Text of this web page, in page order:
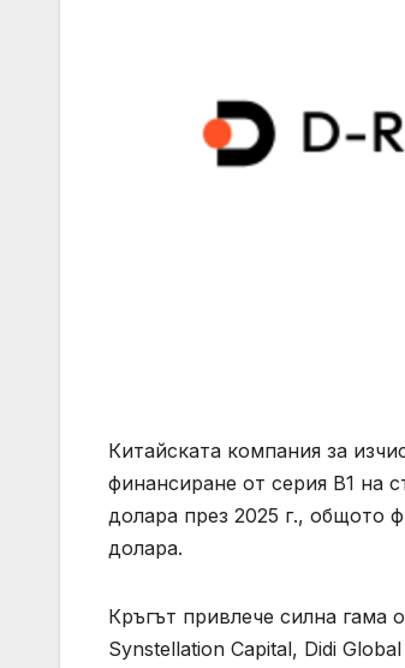
Китайската компания за
финансиране от серия B1 на
долара през 2025 г., общото
долара.
Кръгът привлече силна гама
Synstellation Capital, Didi